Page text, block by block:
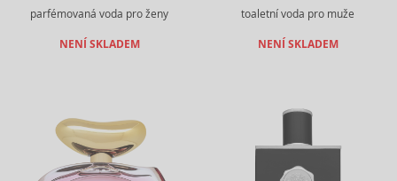
parfémovaná voda pro ženy
NENÍ SKLADEM
toaletní voda pro muže
NENÍ SKLADEM